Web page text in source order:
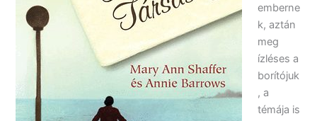
emberne
k, aztán
meg
ízléses a
borítójuk
, a
témája is